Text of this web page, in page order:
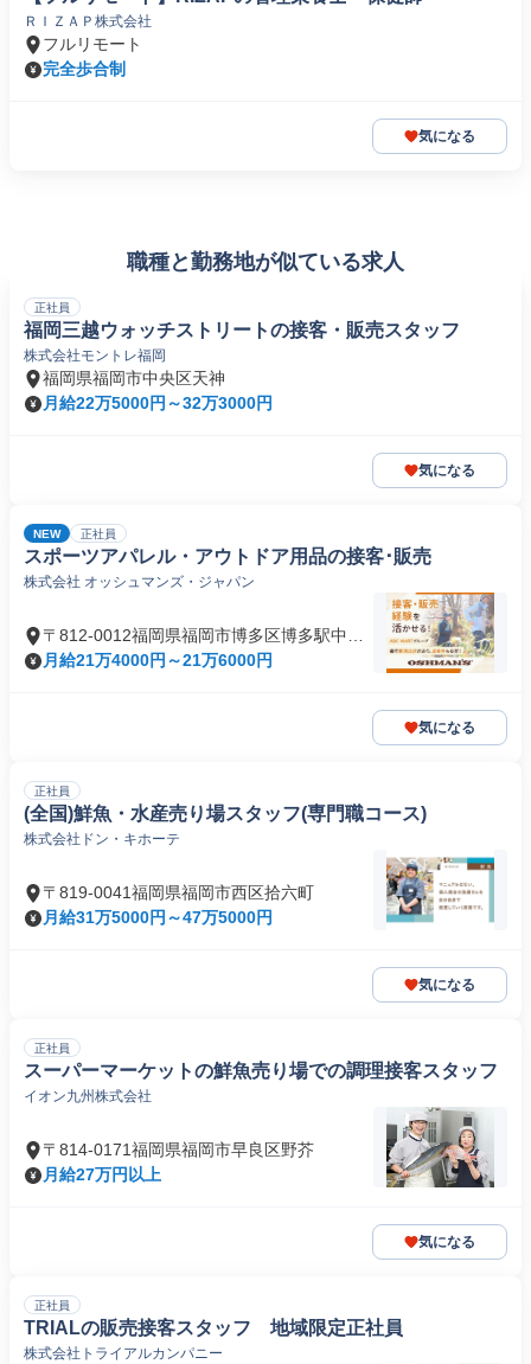
ＲＩＺＡＰ株式会社
フルリモート
完全歩合制
気になる
職種と勤務地が似ている求人
正社員
福岡三越ウォッチストリートの接客・販売スタッフ
株式会社モントレ福岡
福岡県福岡市中央区天神
月給22万5000円～32万3000円
気になる
NEW 正社員
スポーツアパレル・アウトドア用品の接客･販売
株式会社 オッシュマンズ・ジャパン
〒812-0012福岡県福岡市博多区博多駅中央
街
月給21万4000円～21万6000円
気になる
正社員
(全国)鮮魚・水産売り場スタッフ(専門職コース)
株式会社ドン・キホーテ
〒819-0041福岡県福岡市西区拾六町
月給31万5000円～47万5000円
気になる
正社員
スーパーマーケットの鮮魚売り場での調理接客スタッフ
イオン九州株式会社
〒814-0171福岡県福岡市早良区野芥
月給27万円以上
気になる
正社員
TRIALの販売接客スタッフ 地域限定正社員
株式会社トライアルカンパニー